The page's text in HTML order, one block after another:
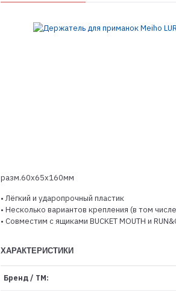
разм.60х65х160мм
• Лёгкий и ударопрочный пластик
• Несколько вариантов крепления (в том
• Совместим с ящиками BUCKET MOUTH и
ХАРАКТЕРИСТИКИ
Бренд / ТМ: